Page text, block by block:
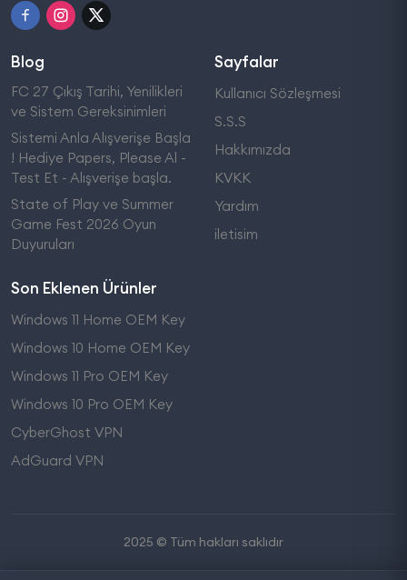
Blog
FC 27 Çıkış Tarihi, Yenilikleri
ve Sistem Gereksinimleri
Sistemi Anla Alışverişe Başla
! Hediye Papers, Please Al -
Test Et - Alışverişe başla.
State of Play ve Summer
Game Fest 2026 Oyun
Duyuruları
Sayfalar
Kullanıcı Sözleşmesi
S.S.S
Hakkımızda
KVKK
Yardım
iletisim
Son Eklenen Ürünler
Windows 11 Home OEM Key
Windows 10 Home OEM Key
Windows 11 Pro OEM Key
Windows 10 Pro OEM Key
CyberGhost VPN
AdGuard VPN
2025 © Tüm hakları saklıdır